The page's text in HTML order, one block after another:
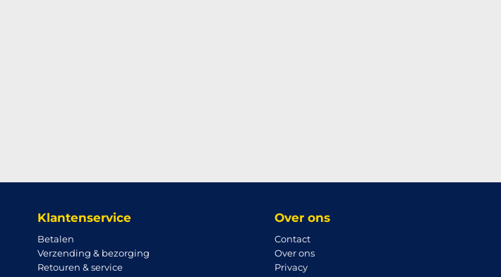
Klantenservice
Betalen
Verzending & bezorging
Retouren & service
Over ons
Contact
Over ons
Privacy